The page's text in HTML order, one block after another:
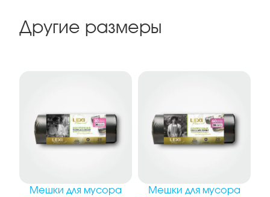
Другие размеры
Мешки для мусора
Мешки для мусора